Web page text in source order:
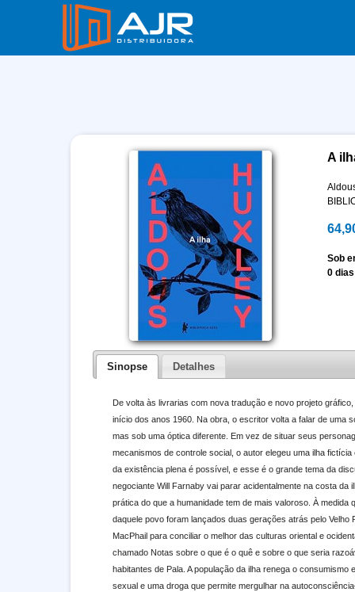
A
Sob
0 dias
Sinopse Detalhes
De volta às livrarias com nova tradução e novo projeto
início dos anos 1960. Na obra, o escritor volta a falar de uma
mas sob uma óptica diferente. Em vez de situar seus
mecanismos de controle social, o autor elegeu uma ilha
da existência plena é possível, e esse é o grande tema da
negociante Will Farnaby vai parar acidentalmente na costa
prática do que a humanidade tem de mais valoroso. À
daquele povo foram lançados duas gerações atrás pelo
MacPhail para conciliar o melhor das culturas oriental e
chamado Notas sobre o que é o quê e sobre o que seria
habitantes de Pala. A população da ilha renega o
sexual e uma droga que permite mergulhar na